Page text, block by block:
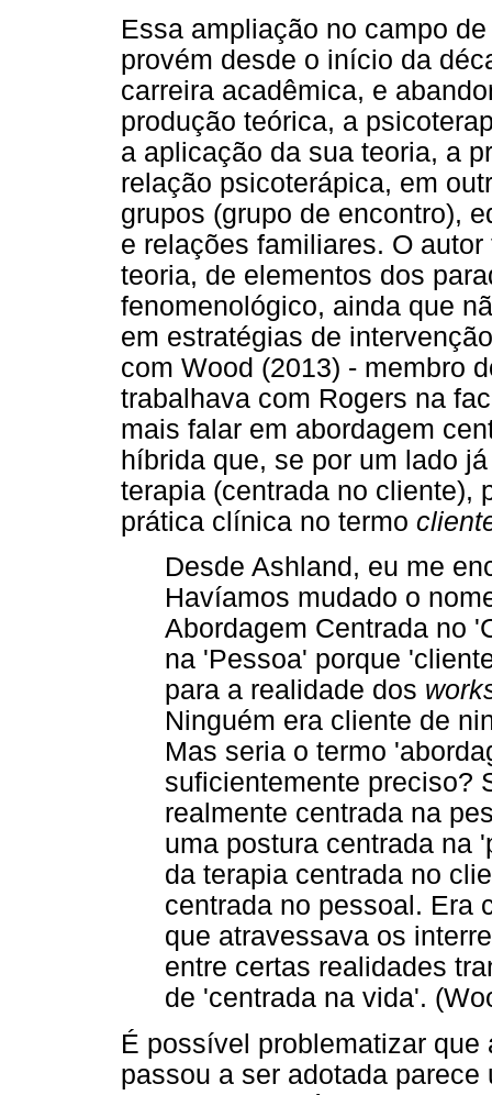
Essa ampliação no campo
provém desde o início da
carreira acadêmica, e
produção teórica, a
a aplicação da sua teoria, a
relação psicoterápica, em
grupos (grupo de encontro),
e relações familiares. O
teoria, de elementos dos
fenomenológico, ainda que
em estratégias de
com Wood (2013) - membro
trabalhava com Rogers na
mais falar em abordagem
híbrida que, se por um lado
terapia (centrada no cliente),
prática clínica no termo
Desde Ashland, eu me
Havíamos mudado o
Abordagem Centrada no
na 'Pessoa' porque
para a realidade dos
Ninguém era cliente de
Mas seria o termo
suficientemente preciso?
realmente centrada na
uma postura centrada na
da terapia centrada no
centrada no pessoal. Era
que atravessava os
entre certas realidades
de 'centrada na vida'.
É possível problematizar
passou a ser adotada